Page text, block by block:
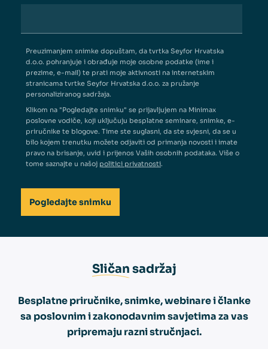
Preuzimanjem snimke dopuštam, da tvrtka Seyfor Hrvatska
d.o.o. pohranjuje i obrađuje moje osobne podatke (ime i
prezime, e-mail) te prati moje aktivnosti na internetskim
stranicama tvrtke Seyfor Hrvatska d.o.o. za pružanje
personaliziranog sadržaja.
Klikom na "Pogledajte snimku" se prijavljujem na Minimax
poslovne vodiče, koji uključuju besplatne seminare, snimke, e-
priručnike te blogove. Time ste suglasni, da ste svjesni, da se u
bilo kojem trenutku možete odjaviti od primanja novosti i imate
pravo na brisanje, uvid i prijenos Vaših osobnih podataka. Više o
tome saznajte u našoj politici privatnosti.
Sličan sadržaj
Besplatne priručnike, snimke, webinare i članke
sa poslovnim i zakonodavnim savjetima za vas
pripremaju razni stručnjaci.